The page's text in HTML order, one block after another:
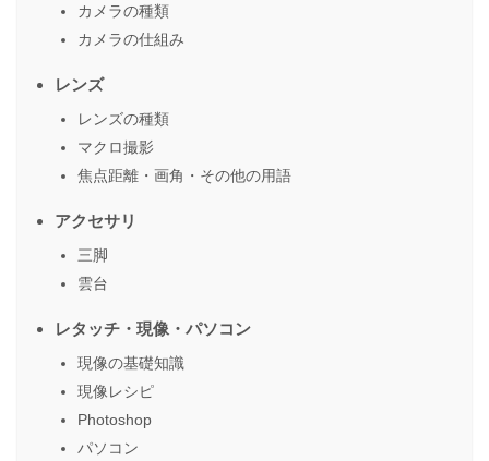
カメラの種類
カメラの仕組み
レンズ
レンズの種類
マクロ撮影
焦点距離・画角・その他の用語
アクセサリ
三脚
雲台
レタッチ・現像・パソコン
現像の基礎知識
現像レシピ
Photoshop
パソコン